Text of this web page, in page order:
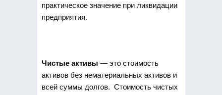
практическое значение при ликвидации
предприятия.
Чистые активы — это стоимость
активов без нематериальных активов и
всей суммы долгов. Стоимость чистых